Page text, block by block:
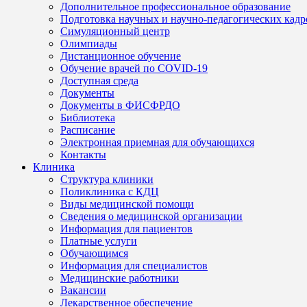
Дополнительное профессиональное образование
Подготовка научных и научно-педагогических
Симуляционный центр
Олимпиады
Дистанционное обучение
Обучение врачей по COVID-19
Доступная среда
Документы
Документы в ФИСФРДО
Библиотека
Расписание
Электронная приемная для обучающихся
Контакты
Клиника
Структура клиники
Поликлиника с КДЦ
Виды медицинской помощи
Сведения о медицинской организации
Информация для пациентов
Платные услуги
Обучающимся
Информация для специалистов
Медицинские работники
Вакансии
Лекарственное обеспечение